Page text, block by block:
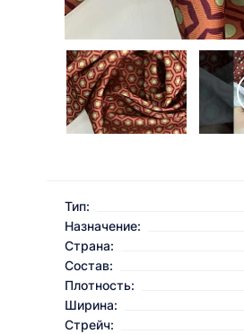
Тип:
Назначение:
Страна:
Состав:
Плотность:
Ширина:
Стрейч: